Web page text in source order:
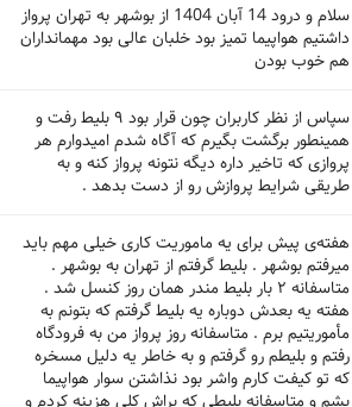
سلام و درود 14 آبان 1404 از بوشهر به تهران پرواز
داشتیم هواپیما تمیز بود خلبان عالی بود مهمانداران
هم خوب بودن
سپاس از نظر کاربران چون قرار بود ۹ بلیط رفت و
همینطور برگشت بگیرم که آگاه شدم امیدوارم هر
پروازی که تاخیر داره دیگه نتونه پرواز کنه و به
طریقی شرایط پروازش رو از دست بدهد .
هفته‌ی پیش برای یه ماموریت کاری خیلی مهم باید
میرفتم بوشهر . بلیط گرفتم از تهران به بوشهر .
متاسفانه ۲ بار بلیط مندر همان روز کنسل شد .
هفته یه بعدش دوباره یه بلیط گرفتم که بتونم به
مأموریتیم برم . متاسفانه روز پرواز من به فرودگاه
رفتم و بلیطم رو گرفتم و به خاطر یه دلیل مسخره
که تو کیفت کارم واشر بود نذاشتن سوار هواپیما
بشم و متاسفانه بلیطی که براش کلی هزینه کردم و